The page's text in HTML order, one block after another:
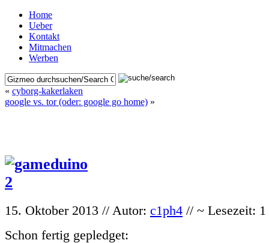
Home
Ueber
Kontakt
Mitmachen
Werben
« cyborg-kakerlaken
google vs. tor (oder: google go home) »
15. Oktober 2013 // Autor: c1ph4 // ~ Lesezeit:
Schon fertig gepledget: